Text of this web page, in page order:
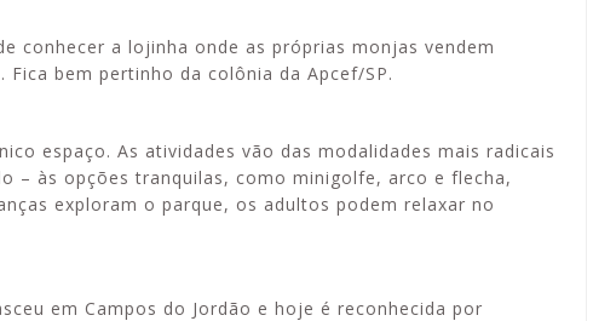
conhecer a lojinha onde as próprias monjas vendem
bem pertinho da colônia da Apcef/SP.
espaço. As atividades vão das modalidades mais radicais
– às opções tranquilas, como minigolfe, arco e flecha,
exploram o parque, os adultos podem relaxar no
em Campos do Jordão e hoje é reconhecida por